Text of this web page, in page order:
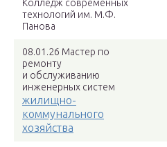
Колледж современных
технологий им. М.Ф.
Панова
08.01.26 Мастер по
ремонту
и обслуживанию
инженерных систем
жилищно-
коммунального
хозяйства